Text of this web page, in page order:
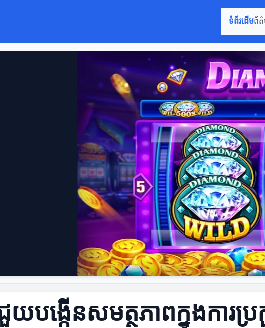
ទំព័រដើមព័ត៌
បង្កើនសមត្ថភាពក្នុងការប្រ